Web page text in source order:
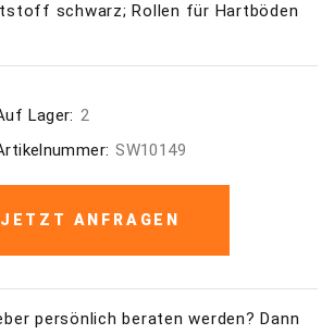
schwarz; Rollen für Hartböden
Lager: 2
SW10149
JETZT ANFRAGEN
persönlich beraten werden? Dann